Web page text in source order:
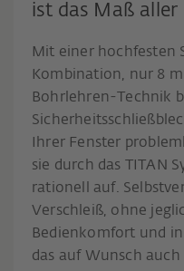
ist das Maß aller
Mit einer hochfesten
Kombination, nur 8
Bohrlehren-Technik
Ihrer Fenster
sie durch das TITAN
rationell auf.
Verschleiß, ohne
Bedienkomfort und
das auf Wunsch